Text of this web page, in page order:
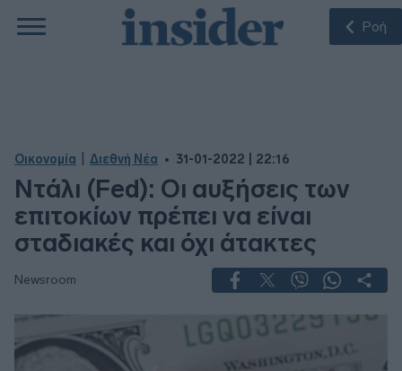
Ροή
Οικονομία Διεθνή Νέα 31-01-2022 | 22:16
Ντάλι (Fed): Oι αυξήσεις των
επιτοκίων πρέπει να είναι
σταδιακές και όχι άτακτες
Newsroom